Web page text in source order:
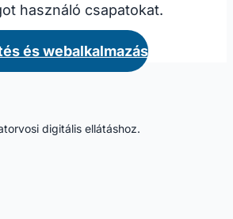
használó csapatokat.
és webalkalmazás
digitális ellátáshoz.